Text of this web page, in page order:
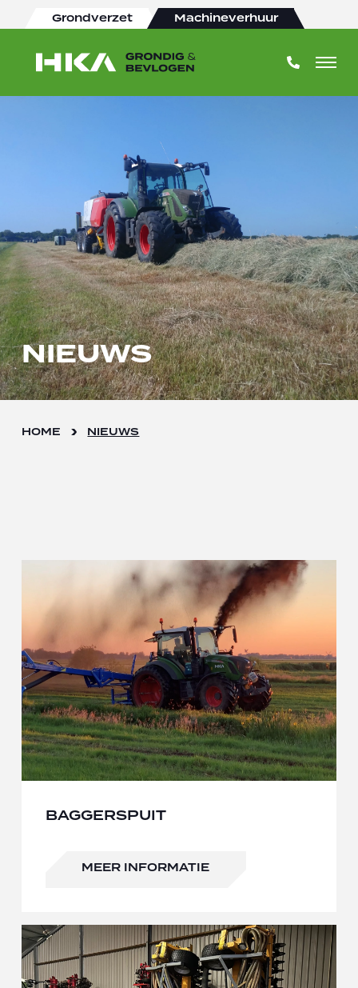
Grondverzet Machineverhuur
NIEUWS
HOME NIEUWS
BAGGERSPUIT
MEER INFORMATIE